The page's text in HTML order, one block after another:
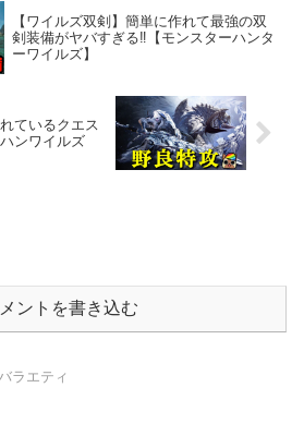
【ワイルズ双剣】簡単に作れて最強の双
剣装備がヤバすぎる‼️【モンスターハンタ
ーワイルズ】
ているクエス
ンワイルズ
ントを書き込む
ラエティ